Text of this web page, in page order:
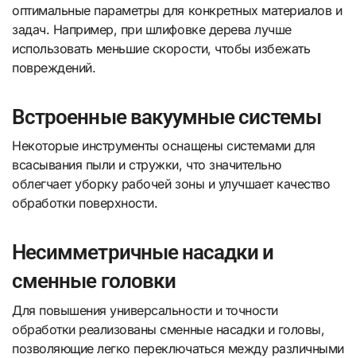
оптимальные параметры для конкретных материалов и
задач. Например, при шлифовке дерева лучше
использовать меньшие скорости, чтобы избежать
повреждений.
Встроенные вакуумные системы
Некоторые инструменты оснащены системами для
всасывания пыли и стружки, что значительно
облегчает уборку рабочей зоны и улучшает качество
обработки поверхности.
Несимметричные насадки и
сменные головки
Для повышения универсальности и точности
обработки реализованы сменные насадки и головы,
позволяющие легко переключаться между различными